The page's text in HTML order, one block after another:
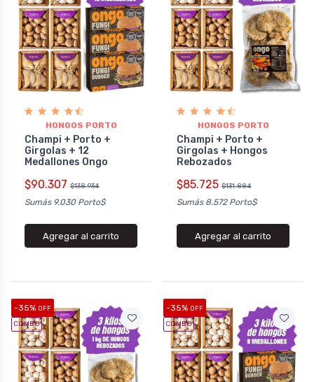
HONGOS PORTO
Champi + Porto +
Girgolas + 12
Medallones Ongo
$90.307 $138.934
Sumás 9.030 Porto$
Agregar al carrito
HONGOS PORTO
Champi + Porto +
Girgolas + Hongos
Rebozados
$85.725 $131.884
Sumás 8.572 Porto$
Agregar al carrito
-35% OFF
COMBO
-35% OFF
COMBO